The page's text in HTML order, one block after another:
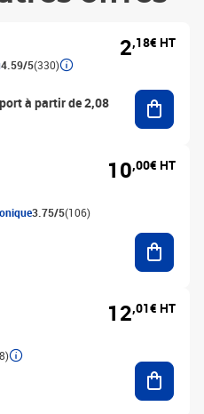
4.59/5(330)
à partir de 2,08
2,18€ HT
3.75/5(106)
10,00€ HT
12,01€ HT